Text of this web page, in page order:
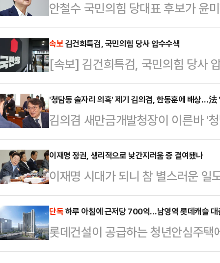
안철수 국민의힘 당대표 후보가 윤
특별사면 명단에 포함된 데 대해 "
적했다.안철수 후보는 13일 페이
용 △청탁 △직권남용 등 광복절 맞
다"고 꾸짖었다.이어 "더불어민주
조국 사태 당시 '조금박해'가 있었
이 조금이라도 있지 않을까 기대했
시나 였다. 단 한사…
속보김건희특검, 국민의힘 당사 압수수색
[속보] 김건희특검, 국민의힘 당사
'청담동 술자리 의혹' 제기 김의겸, 한동훈에 배상…法
김의겸 새만금개발청장이 이른바 '
힘 한동훈 전 대표에게 손해를 배상
조계에 따르면 서울중앙지법 민사
대표가 김 청장과 유튜브 매체 '시
제기한 10억원의 손해배상 청구 소
액은 8000만원으로 산정됐다.재판
이 공동해서 7000만원, 의혹의 최
라"고 판…
이재명 정권, 생리적으로 낯간지러움 증 결여됐나
이재명 시대가 되니 참 별스러운 일
‘제21대 대통령 국민 임명식’이라
람이, 80명의 국민대표로부터 새삼
있는 국민이 얼마나 될까? (물론 개
통령들과는 완전히 다른 새로운 대
단독하루 아침에 근저당 700억…남영역 롯데캐슬 대
롯데건설이 공급하는 청년안심주
출이 취소돼 입주 예정자가 피해를